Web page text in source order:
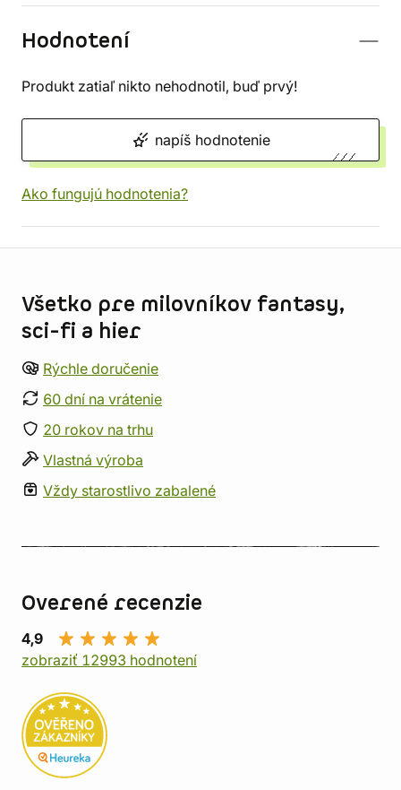
Hodnotení
Produkt zatiaľ nikto nehodnotil, buď prvý!
napíš hodnotenie
Ako fungujú hodnotenia?
Všetko pre milovníkov fantasy,
sci-fi a hier
Rýchle doručenie
60 dní na vrátenie
20 rokov na trhu
Vlastná výroba
Vždy starostlivo zabalené
Overené recenzie
4,9
zobraziť 12993 hodnotení